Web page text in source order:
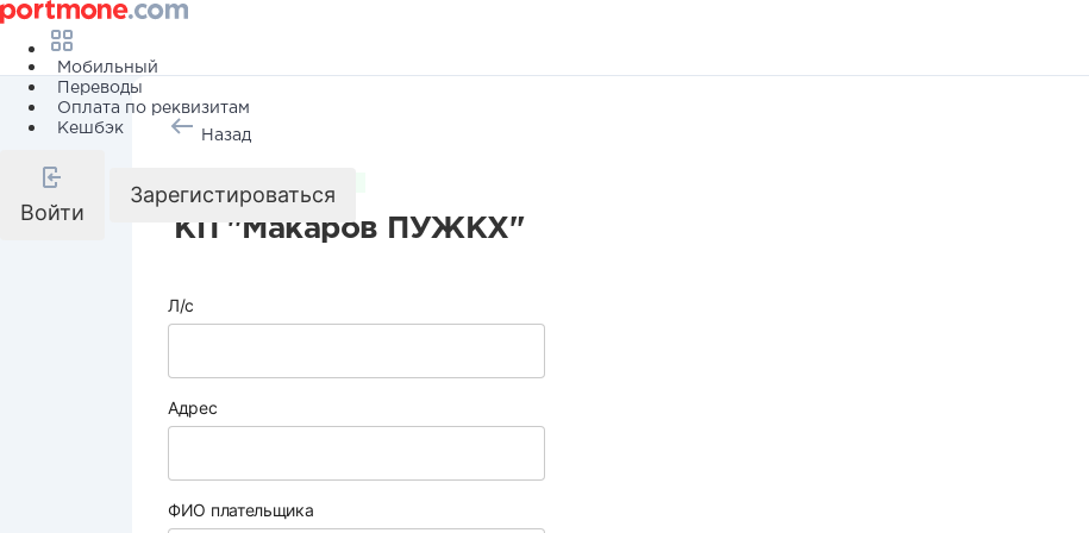
Мобильный
Переводы
Оплата по реквизитам
Кешбэк
Войти
Зарегистироваться
Назад
КП "Макаров ПУЖКХ"
Л/с
Адрес
ФИО плательщика